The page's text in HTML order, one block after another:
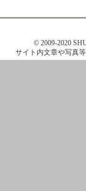
© 2009-2020
サイト内文章や写真